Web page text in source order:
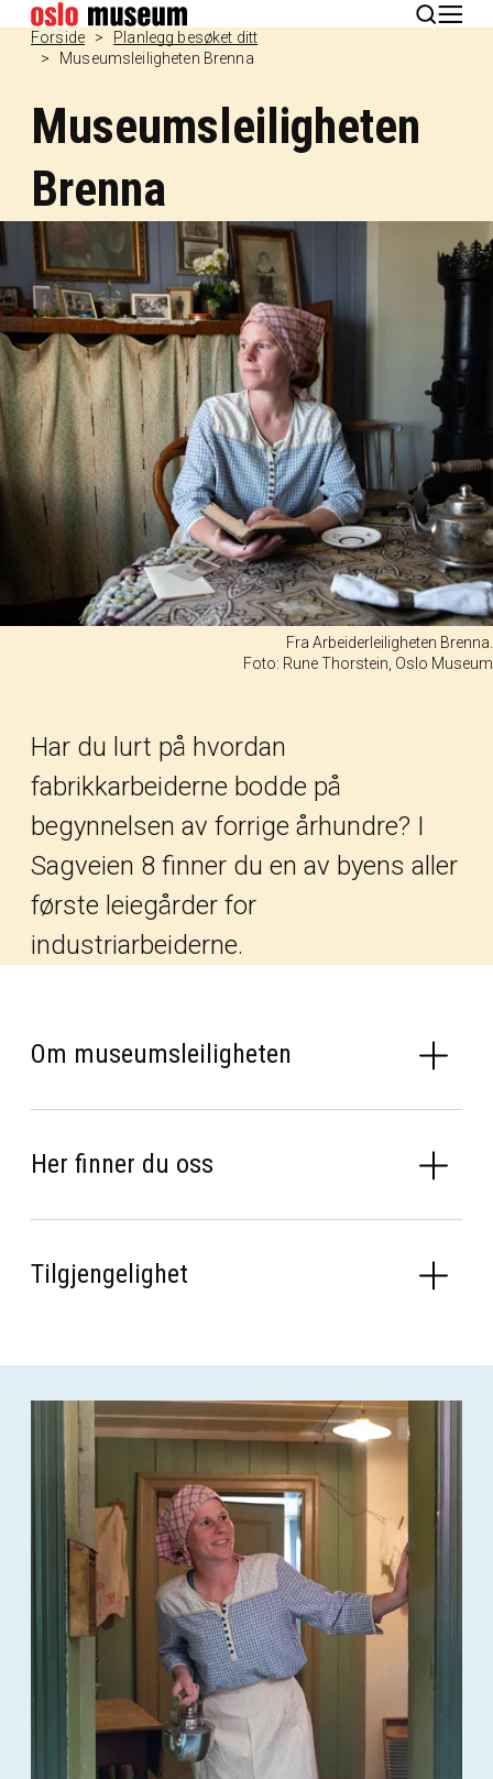
English
Forside
Planlegg besøket ditt
Museumsleiligheten Brenna
Museumsleiligheten
Brenna
Fra Arbeiderleiligheten Brenna.
Foto: Rune Thorstein, Oslo Museum
Har du lurt på hvordan
fabrikkarbeiderne bodde på
begynnelsen av forrige århundre? I
Sagveien 8 finner du en av byens aller
første leiegårder for
industriarbeiderne.
Om museumsleiligheten
Her finner du oss
Tilgjengelighet